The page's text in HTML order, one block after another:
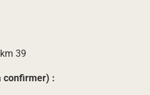
39
confirmer) :